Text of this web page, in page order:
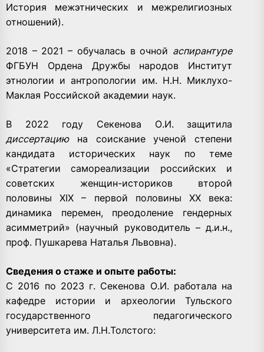
История межэтнических и межрелигиозных
отношений).
2018 – 2021 – обучалась в очной аспирантуре
ФГБУН Ордена Дружбы народов Институт
этнологии и антропологии им. Н.Н. Миклухо-
Маклая Российской академии наук.
В 2022 году Секенова О.И. защитила
диссертациюна соискание ученой степени
кандидата исторических наук по теме
«Стратегии самореализации российских и
советских женщин-историков второй
половины XIX – первой половины ХХ века:
динамика перемен, преодоление гендерных
асимметрий» (научный руководитель – д.и.н.,
проф. Пушкарева Наталья Львовна).
Сведения о стаже и опыте работы:
С 2016 по 2023 г. Секенова О.И. работала на
кафедре истории и археологии Тульского
государственного педагогического
университета им. Л.Н.Толстого: